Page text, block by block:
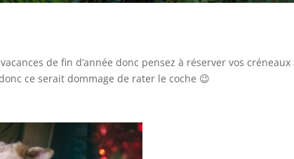
de fin d’année donc pensez à réserver vos créneaux
ce serait dommage de rater le coche 😉